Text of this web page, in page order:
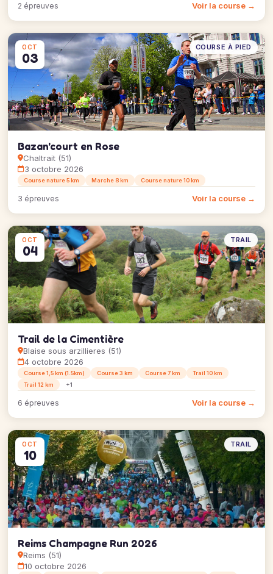
2 épreuves Voir la course →
OCT
03
COURSE À PIED
Bazan'court en Rose
Chaltrait (51)
3 octobre 2026
Course nature 5 km Marche 8 km Course nature 10 km
3 épreuves Voir la course →
OCT
04
TRAIL
Trail de la Cimentière
Blaise sous arzillieres (51)
4 octobre 2026
Course 1,5 km (1.5km) Course 3 km Course 7 km
Trail 10 km
Trail 12 km
+1
6 épreuves Voir la course →
OCT
10
TRAIL
Reims Champagne Run 2026
Reims (51)
10 octobre 2026